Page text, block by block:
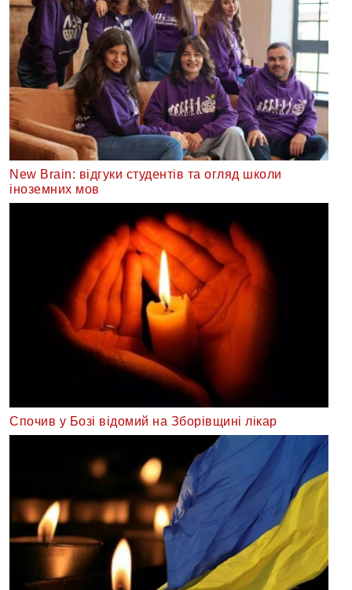
New Brain: відгуки студентів та огляд школи
іноземних мов
Спочив у Бозі відомий на Зборівщині лікар